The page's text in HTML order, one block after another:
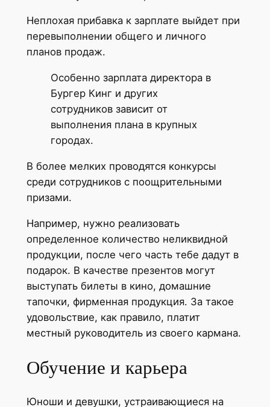
Неплохая прибавка к зарплате выйдет при
перевыполнении общего и личного
планов продаж.
Особенно зарплата директора в
Бургер Кинг и других
сотрудников зависит от
выполнения плана в крупных
городах.
В более мелких проводятся конкурсы
среди сотрудников с поощрительными
призами.
Например, нужно реализовать
определенное количество неликвидной
продукции, после чего часть тебе дадут в
подарок. В качестве презентов могут
выступать билеты в кино, домашние
тапочки, фирменная продукция. За такое
удовольствие, как правило, платит
местный руководитель из своего кармана.
Обучение и карьера
Юноши и девушки, устраивающиеся на